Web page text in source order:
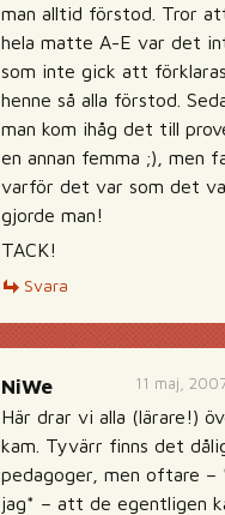
man alltid förstod. Tror
hela matte A-E var det
som inte gick att
henne så alla förstod.
man kom ihåg det till
en annan femma ;), men
varför det var som det
gjorde man!
TACK!
Svara
11 maj,
NiWe
Här drar vi alla (lärare!)
kam. Tyvärr finns det
pedagoger, men oftare –
jag* – att de egentligen